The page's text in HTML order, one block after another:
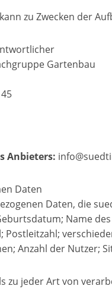
zu Zwecken der
Gartenbau
Anbieters:
Daten
Daten, die
Name
Postleitzahl;
Anzahl der Nutzer;
zu jeder Art von